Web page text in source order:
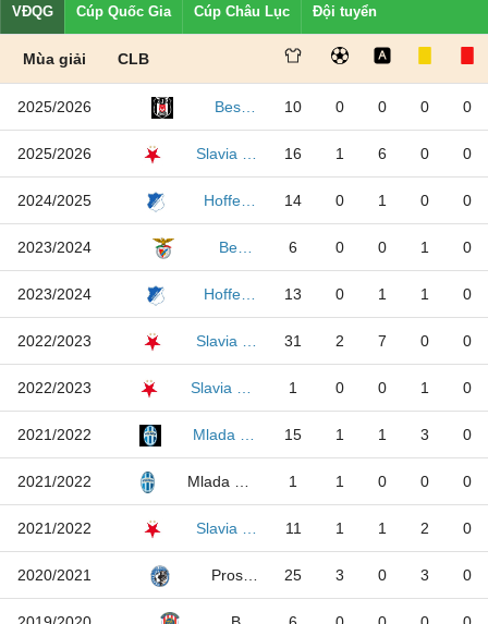
VĐQG Cúp Quốc Gia Cúp Châu Lục Đội tuyển
Mùa giải CLB
2025/2026 10 0 0 0 0
2025/2026 16 1 6 0 0
2024/2025 Hoffenheim 14 0 1 0 0
2023/2024 Benfica 6 0 0 1 0
2023/2024 Hoffenheim 13 0 1 1 0
2022/2023 31 2 7 0 0
2022/2023 1 0 0 1 0
2021/2022 15 1 1 3 0
2021/2022 1 1 0 0 0
2021/2022 11 1 1 2 0
2020/2021 Prostejov 25 3 0 3 0